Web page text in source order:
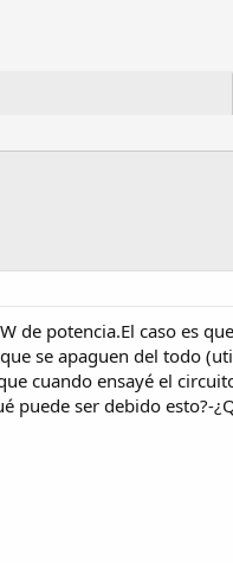
de potencia.El caso es
se apaguen del todo
cuando ensayé el
ser debido esto?-